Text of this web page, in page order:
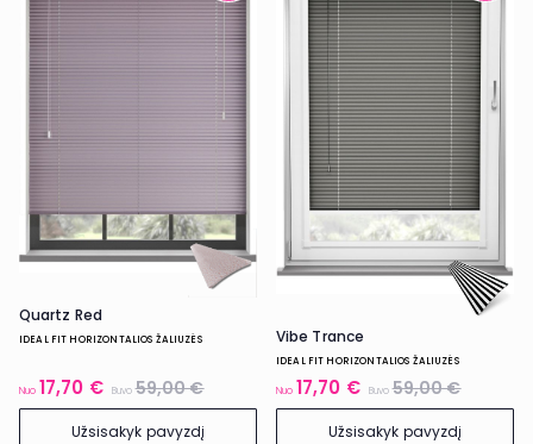
Quartz Red
IDEAL FIT HORIZONTALIOS ŽALIUZĖS
Nuo 17,70 € Buvo59,00 €
Užsisakyk pavyzdį
Vibe Trance
IDEAL FIT HORIZONTALIOS ŽALIUZĖS
Nuo 17,70 € Buvo59,00 €
Užsisakyk pavyzdį